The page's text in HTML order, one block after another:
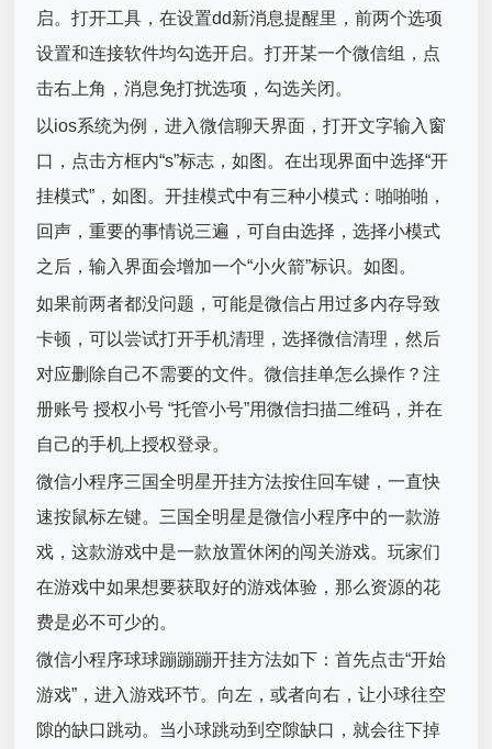
启。打开工具，在设置dd新消息提醒里，前两个选项
设置和连接软件均勾选开启。打开某一个微信组，点
击右上角，消息免打扰选项，勾选关闭。
以ios系统为例，进入微信聊天界面，打开文字输入窗
口，点击方框内“s”标志，如图。在出现界面中选择“开
挂模式”，如图。开挂模式中有三种小模式：啪啪啪，
回声，重要的事情说三遍，可自由选择，选择小模式
之后，输入界面会增加一个“小火箭”标识。如图。
如果前两者都没问题，可能是微信占用过多内存导致
卡顿，可以尝试打开手机清理，选择微信清理，然后
对应删除自己不需要的文件。微信挂单怎么操作？注
册账号 授权小号 “托管小号”用微信扫描二维码，并在
自己的手机上授权登录。
微信小程序三国全明星开挂方法按住回车键，一直快
速按鼠标左键。三国全明星是微信小程序中的一款游
戏，这款游戏中是一款放置休闲的闯关游戏。玩家们
在游戏中如果想要获取好的游戏体验，那么资源的花
费是必不可少的。
微信小程序球球蹦蹦蹦开挂方法如下：首先点击“开始
游戏”，进入游戏环节。向左，或者向右，让小球往空
隙的缺口跳动。当小球跳动到空隙缺口，就会往下掉